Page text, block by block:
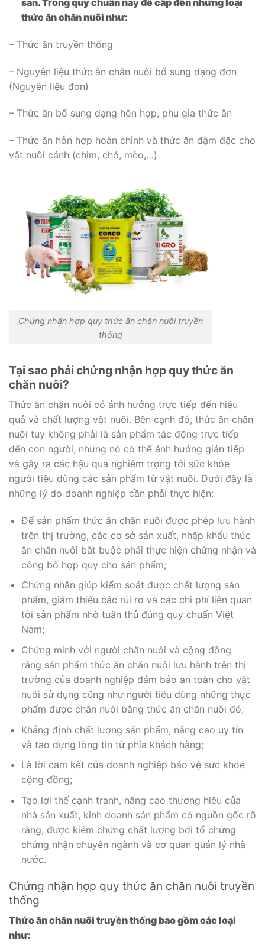
thức ăn chăn nuôi như:
– Thức ăn truyền thống
– Nguyên liệu thức ăn chăn nuôi bổ sung dạng đơn
(Nguyên liệu đơn)
– Thức ăn bổ sung dạng hỗn hợp, phụ gia thức ăn
– Thức ăn hỗn hợp hoàn chỉnh và thức ăn đậm đặc cho
vật nuôi cảnh (chim, chó, mèo,…)
Chứng nhận hợp quy thức ăn chăn nuôi truyền
thống
Tại sao phải chứng nhận hợp quy thức ăn
chăn nuôi?
Thức ăn chăn nuôi có ảnh hưởng trực tiếp đến hiệu
quả và chất lượng vật nuôi. Bên cạnh đó, thức ăn chăn
nuôi tuy không phải là sản phẩm tác động trực tiếp
đến con người, nhưng nó có thể ảnh hưởng gián tiếp
và gây ra các hậu quả nghiêm trọng tới sức khỏe
người tiêu dùng các sản phẩm từ vật nuôi. Dưới đây là
những lý do doanh nghiệp cần phải thực hiện:
Để sản phẩm thức ăn chăn nuôi được phép lưu hành
trên thị trường, các cơ sở sản xuất, nhập khẩu thức
ăn chăn nuôi bắt buộc phải thực hiện chứng nhận và
công bố hợp quy cho sản phẩm;
Chứng nhận giúp kiểm soát được chất lượng sản
phẩm, giảm thiểu các rủi ro và các chi phí liên quan
tới sản phẩm nhờ tuân thủ đúng quy chuẩn Việt
Nam;
Chứng minh với người chăn nuôi và cộng đồng
rằng sản phẩm thức ăn chăn nuôi lưu hành trên thị
trường của doanh nghiệp đảm bảo an toàn cho vật
nuôi sử dụng cũng như người tiêu dùng những thực
phẩm được chăn nuôi bằng thức ăn chăn nuôi đó;
Khẳng định chất lượng sản phẩm, nâng cao uy tín
và tạo dựng lòng tin từ phía khách hàng;
Là lời cam kết của doanh nghiệp bảo vệ sức khỏe
cộng đồng;
Tạo lợi thế cạnh tranh, nâng cao thương hiệu của
nhà sản xuất, kinh doanh sản phẩm có nguồn gốc rõ
ràng, được kiểm chứng chất lượng bởi tổ chứng
chứng nhận chuyên ngành và cơ quan quản lý nhà
nước.
Chứng nhận hợp quy thức ăn chăn nuôi truyền
thống
Thức ăn chăn nuôi truyền thống bao gồm các loại
như: